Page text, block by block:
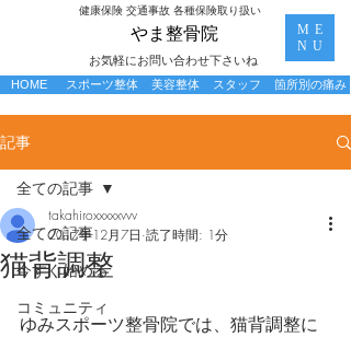
お気軽にお問い合わせ下さいね
​やま整骨院
​健康保険 交通事故 各種保険取り扱い
ME
NU
スポーツ整体 美容整体 箇所別の痛み
HOME スタッフ
記事
全ての記事
今すぐ始める
コミュニティ
全ての記事
猫背調整
takahiroxxxxxvvv
2017年12月7日 読了時間: 1分
ゆみスポーツ整骨院では、猫背調整に